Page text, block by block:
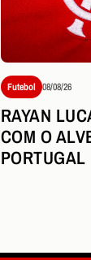
Futebol 08/08/26
RAYAN
COM O
PORTUGAL